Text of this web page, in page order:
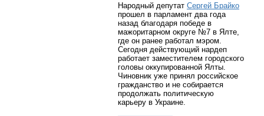
Народный депутат Сергей Брайко
прошел в парламент два года
назад благодаря победе в
мажоритарном округе №7 в Ялте,
где он ранее работал мэром.
Сегодня действующий нардеп
работает заместителем городского
головы оккупированной Ялты.
Чиновник уже принял российское
гражданство и не собирается
продолжать политическую
карьеру в Украине.